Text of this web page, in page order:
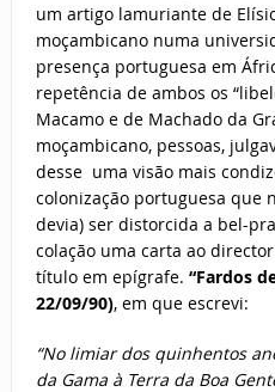
um artigo lamuriante de
moçambicano numa
presença portuguesa em
repetência de ambos os
Macamo e de Machado da
moçambicano, pessoas,
desse uma visão mais
colonização portuguesa que
devia) ser distorcida a bel-
colação uma carta ao
título em epígrafe. “Fardos
22/09/90), em que escrevi:
“No limiar dos quinhentos
da Gama à Terra da Boa